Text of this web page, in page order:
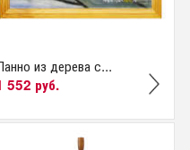
из дерева с...
552 руб.